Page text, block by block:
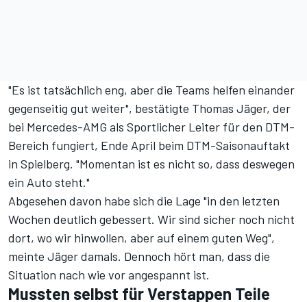
"Es ist tatsächlich eng, aber die Teams helfen einander
gegenseitig gut weiter", bestätigte Thomas Jäger, der
bei Mercedes-AMG als Sportlicher Leiter für den DTM-
Bereich fungiert, Ende April beim DTM-Saisonauftakt
in Spielberg. "Momentan ist es nicht so, dass deswegen
ein Auto steht."
Abgesehen davon habe sich die Lage "in den letzten
Wochen deutlich gebessert. Wir sind sicher noch nicht
dort, wo wir hinwollen, aber auf einem guten Weg",
meinte Jäger damals. Dennoch hört man, dass die
Situation nach wie vor angespannt ist.
Mussten selbst für Verstappen Teile